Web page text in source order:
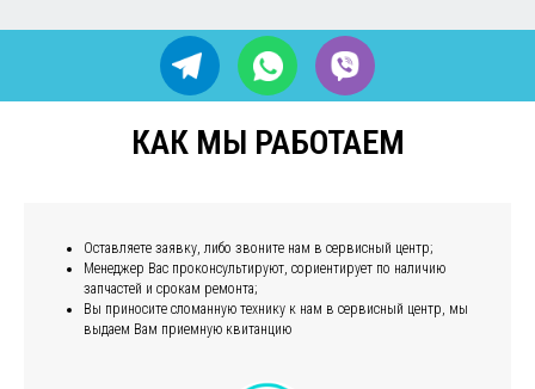
Оставляете заявку, либо звоните нам в сервисный центр;
Менеджер Вас проконсультируют, сориентирует по наличию
запчастей и срокам ремонта;
Вы приносите сломанную технику к нам в сервисный центр, мы
выдаем Вам приемную квитанцию